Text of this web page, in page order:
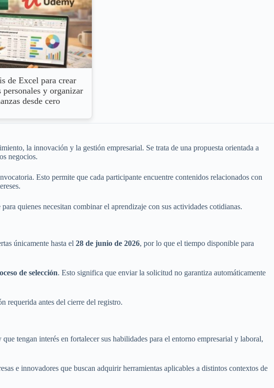
de Excel para crear
personales y organizar
desde cero
la innovación y la gestión empresarial. Se trata de una propuesta orientada a
negocios.
Esto permite que cada participante encuentre contenidos relacionados con
quienes necesitan combinar el aprendizaje con sus actividades cotidianas.
únicamente hasta el 28 de junio de 2026, por lo que el tiempo disponible para
de selección. Esto significa que enviar la solicitud no garantiza automáticamente
requerida antes del cierre del registro.
tengan interés en fortalecer sus habilidades para el entorno empresarial y laboral,
e innovadores que buscan adquirir herramientas aplicables a distintos contextos de